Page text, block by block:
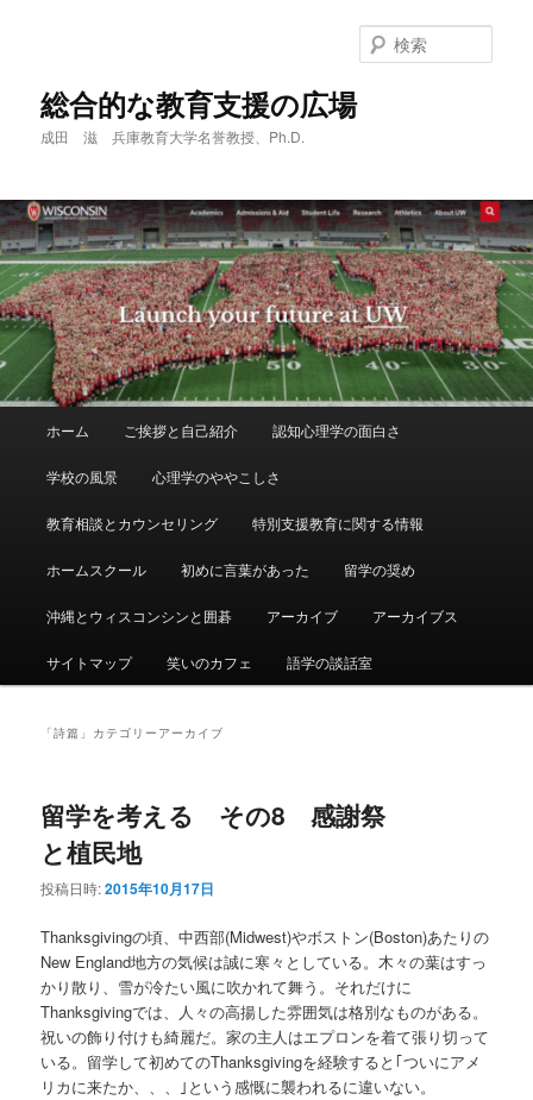
へ
移
動
移
動
総合的な教育支援の広場
成田 滋 兵庫教育大学名誉教授、Ph.D.
索
ホーム ご挨拶と自己紹介 認知心理学の面白さ
学校の風景 心理学のややこしさ
教育相談とカウンセリング 特別支援教育に関する情報
ホームスクール 初めに言葉があった 留学の奨め
沖縄とウィスコンシンと囲碁 アーカイブ アーカイブス
サイトマップ 笑いのカフェ 語学の談話室
「詩篇 」カテゴリーアーカイブ
留学を考える その8 感謝祭
と植民地
投稿日時:2015年10月17日
Thanksgivingの頃、中西部(Midwest)やボストン(Boston)あたりの
New England地方の気候は誠に寒々としている。木々の葉はすっ
かり散り、雪が冷たい風に吹かれて舞う。それだけに
Thanksgivingでは、人々の高揚した雰囲気は格別なものがある。
祝いの飾り付けも綺麗だ。家の主人はエプロンを着て張り切って
いる。留学して初めてのThanksgivingを経験すると｢ついにアメ
リカに来たか、、、｣という感慨に襲われるに違いない。